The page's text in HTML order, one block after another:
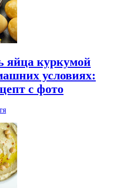
яйца куркумой
условиях:
с фото